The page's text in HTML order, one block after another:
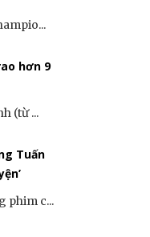
hơn 9
(từ ...
Tuấn
phim c...